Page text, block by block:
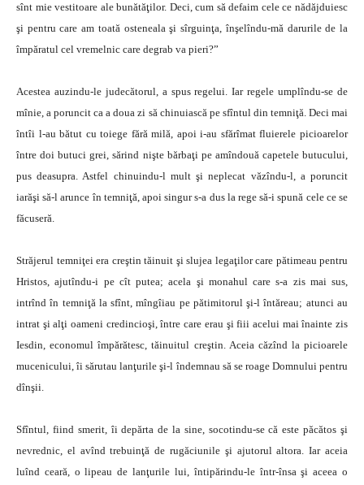
sînt mie vestitoare ale bunătăţilor. Deci, cum să defaim cele ce nădăjduiesc
şi pentru care am toată osteneala şi sîrguinţa, înşelîndu-mă darurile de la
împăratul cel vremelnic care degrab va pieri?”
Acestea auzindu-le judecătorul, a spus regelui. Iar regele umplîndu-se de
mînie, a poruncit ca a doua zi să chinuiască pe sfîntul din temniţă. Deci mai
întîi l-au bătut cu toiege fără milă, apoi i-au sfărîmat fluierele picioarelor
între doi butuci grei, sărind nişte bărbaţi pe amîndouă capetele butucului,
pus deasupra. Astfel chinuindu-l mult şi neplecat văzîndu-l, a poruncit
iarăşi să-l arunce în temniţă, apoi singur s-a dus la rege să-i spună cele ce se
făcuseră.
Străjerul temniţei era creştin tăinuit şi slujea legaţilor care pătimeau pentru
Hristos, ajutîndu-i pe cît putea; acela şi monahul care s-a zis mai sus,
intrînd în temniţă la sfînt, mîngîiau pe pătimitorul şi-l întăreau; atunci au
intrat şi alţi oameni credincioşi, între care erau şi fiii acelui mai înainte zis
Iesdin, economul împărătesc, tăinuitul creştin. Aceia căzînd la picioarele
mucenicului, îi sărutau lanţurile şi-l îndemnau să se roage Domnului pentru
dînşii.
Sfîntul, fiind smerit, îi depărta de la sine, socotindu-se că este păcătos şi
nevrednic, el avînd trebuinţă de rugăciunile şi ajutorul altora. Iar aceia
luînd ceară, o lipeau de lanţurile lui, întipărindu-le într-însa şi aceea o